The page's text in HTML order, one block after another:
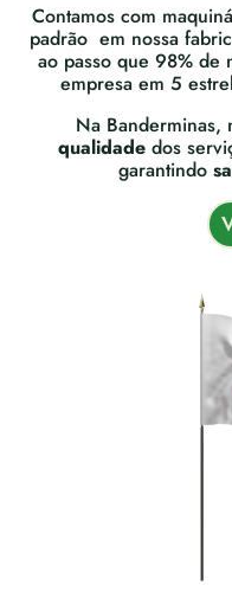
Contamos com
padrão em nossa
ao passo que 98% de
empresa em 5
Na Banderminas,
qualidade dos
garantindo